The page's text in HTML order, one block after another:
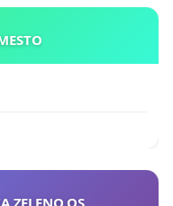
MOJE MESTO
ZELENO OS